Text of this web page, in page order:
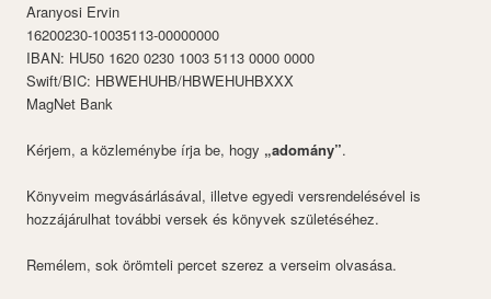
Aranyosi Ervin
16200230-10035113-00000000
IBAN: HU50 1620 0230 1003 5113 0000 0000
Swift/BIC: HBWEHUHB/HBWEHUHBXXX
MagNet Bank
Kérjem, a közleménybe írja be, hogy „adomány”.
Könyveim megvásárlásával, illetve egyedi versrendelésével is
hozzájárulhat további versek és könyvek születéséhez.
Remélem, sok örömteli percet szerez a verseim olvasása.